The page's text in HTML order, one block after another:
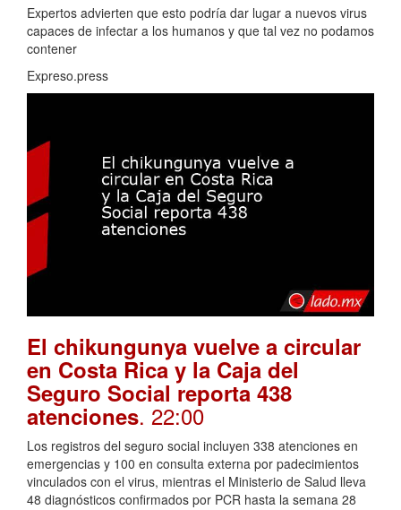
Expertos advierten que esto podría dar lugar a nuevos virus
capaces de infectar a los humanos y que tal vez no podamos
contener
Expreso.press
El chikungunya vuelve a circular
en Costa Rica y la Caja del
Seguro Social reporta 438
atenciones. 22:00
Los registros del seguro social incluyen 338 atenciones en
emergencias y 100 en consulta externa por padecimientos
vinculados con el virus, mientras el Ministerio de Salud lleva
48 diagnósticos confirmados por PCR hasta la semana 28